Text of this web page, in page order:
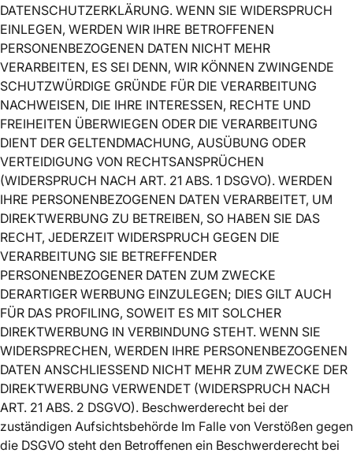
DATENSCHUTZERKLÄRUNG. WENN SIE WIDERSPRUCH
EINLEGEN, WERDEN WIR IHRE BETROFFENEN
PERSONENBEZOGENEN DATEN NICHT MEHR
VERARBEITEN, ES SEI DENN, WIR KÖNNEN ZWINGENDE
SCHUTZWÜRDIGE GRÜNDE FÜR DIE VERARBEITUNG
NACHWEISEN, DIE IHRE INTERESSEN, RECHTE UND
FREIHEITEN ÜBERWIEGEN ODER DIE VERARBEITUNG
DIENT DER GELTENDMACHUNG, AUSÜBUNG ODER
VERTEIDIGUNG VON RECHTSANSPRÜCHEN
(WIDERSPRUCH NACH ART. 21 ABS. 1 DSGVO). WERDEN
IHRE PERSONENBEZOGENEN DATEN VERARBEITET, UM
DIREKTWERBUNG ZU BETREIBEN, SO HABEN SIE DAS
RECHT, JEDERZEIT WIDERSPRUCH GEGEN DIE
VERARBEITUNG SIE BETREFFENDER
PERSONENBEZOGENER DATEN ZUM ZWECKE
DERARTIGER WERBUNG EINZULEGEN; DIES GILT AUCH
FÜR DAS PROFILING, SOWEIT ES MIT SOLCHER
DIREKTWERBUNG IN VERBINDUNG STEHT. WENN SIE
WIDERSPRECHEN, WERDEN IHRE PERSONENBEZOGENEN
DATEN ANSCHLIESSEND NICHT MEHR ZUM ZWECKE DER
DIREKTWERBUNG VERWENDET (WIDERSPRUCH NACH
ART. 21 ABS. 2 DSGVO). Beschwerderecht bei der
zuständigen Aufsichtsbehörde Im Falle von Verstößen gegen
die DSGVO steht den Betroffenen ein Beschwerderecht bei